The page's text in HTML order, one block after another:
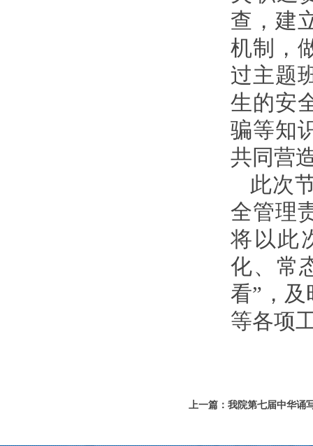
查，建
机制，
过主题
生的安
骗等知
共同营
此次
全管理
将以此
化、常
看”，
等各项
上一篇：我院第七届中华